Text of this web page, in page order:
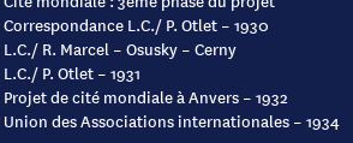
Correspondance L.C./ P. Otlet – 1930
L.C./ R. Marcel – Osusky – Cerny
L.C./ P. Otlet – 1931
Projet de cité mondiale à Anvers – 1932
Union des Associations internationales – 1934